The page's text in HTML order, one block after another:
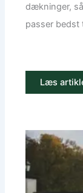
dækninger,
passer bedst
Læs